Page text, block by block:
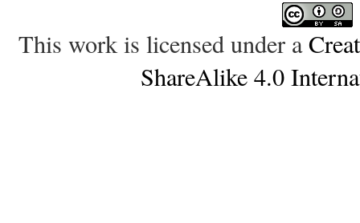
This work is licensed under a
ShareAlike 4.0